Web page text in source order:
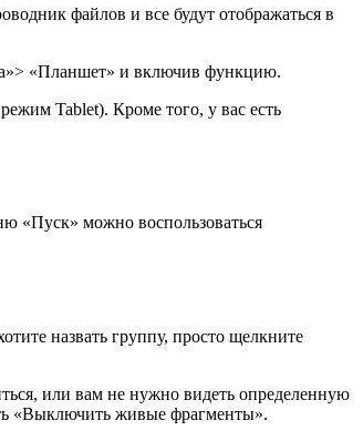
файлов и все будут отображаться в
«Планшет» и включив функцию.
Tablet). Кроме того, у вас есть
«Пуск» можно воспользоваться
назвать группу, просто щелкните
или вам не нужно видеть определенную
«Выключить живые фрагменты».